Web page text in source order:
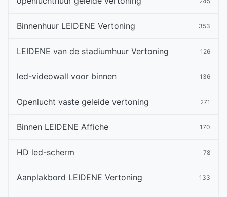
Binnenhuur LEIDENE Vertoning 353
LEIDENE van de stadiumhuur Vertoning 126
led-videowall voor binnen 136
Openlucht vaste geleide vertoning 271
Binnen LEIDENE Affiche 170
HD led-scherm 78
Aanplakbord LEIDENE Vertoning 133